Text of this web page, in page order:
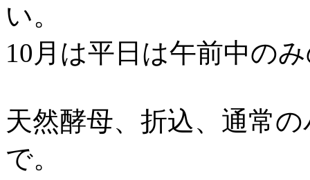
い。
10月は平日は午前中の
天然酵母、折込、通常
で。